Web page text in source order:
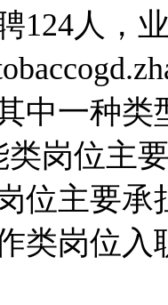
124人，
中一种
岗位主要
位主要
类岗位入